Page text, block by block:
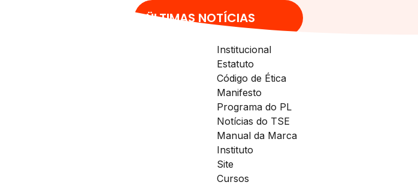
ÜLTIMAS NOTÍCIAS
Institucional
Estatuto
Código de Ética
Manifesto
Programa do PL
Notícias do TSE
Manual da Marca
Instituto
Site
Cursos